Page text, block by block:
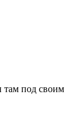
там под своим